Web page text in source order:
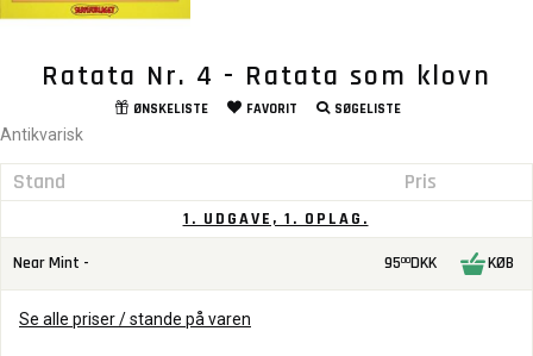
Ratata Nr. 4 - Ratata som klovn
ØNSKELISTE FAVORIT SØGELISTE
Antikvarisk
Stand Pris
1. UDGAVE, 1. OPLAG.
Near Mint - 9500DKK KØB
Se alle priser / stande på varen